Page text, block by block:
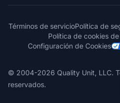
Términos de servicioPolítica de
Política de cookies
Configuración de Cookies
© 2004-2026 Quality Unit, LLC.
reservados.